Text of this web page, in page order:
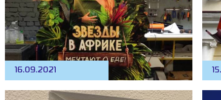
16.09.2021